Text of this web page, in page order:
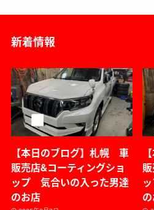
新着情報
【本日のブログ】札幌 車
販売店&コーティングショ
ップ 気合いの入った男達
のお店